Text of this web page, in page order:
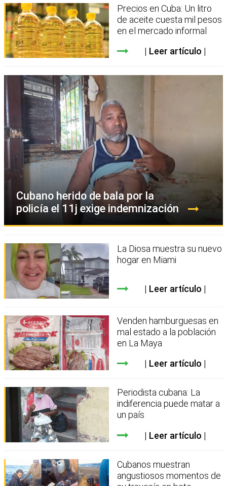
Precios en Cuba: Un litro
de aceite cuesta mil pesos
en el mercado informal
Leer artículo
Cubano herido de bala por la
policía el 11j exige indemnización
La Diosa muestra su nuevo
hogar en Miami
Leer artículo
Venden hamburguesas en
mal estado a la población
en La Maya
Leer artículo
Periodista cubana: La
indiferencia puede matar a
un país
Leer artículo
Cubanos muestran
angustiosos momentos de